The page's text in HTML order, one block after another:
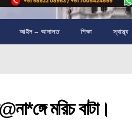
আইন – আদালত শিক্ষা স্বাস্থ্য
মরিচ বাটা।